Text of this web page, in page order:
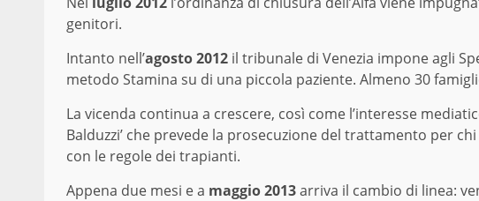
genitori.
Intanto nell’agosto 2012 il tribunale di Venezia impone agli
metodo Stamina su di una piccola paziente. Almeno 30
La vicenda continua a crescere, così come l’interesse
Balduzzi’ che prevede la prosecuzione del trattamento per
con le regole dei trapianti.
Appena due mesi e a maggio 2013arriva il cambio di linea: